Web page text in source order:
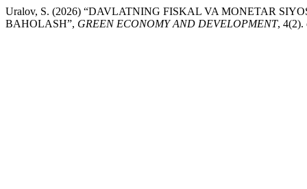
Uralov, S. (2026) “DAVLATNING FISKAL VA MONETAR
BAHOLASH”, GREEN ECONOMY AND DEVELOPMENT, 4(2).